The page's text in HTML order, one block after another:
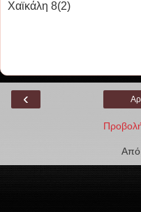
Χαϊκάλη 8(2)
‹
Από